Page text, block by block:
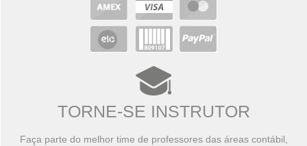
TORNE-SE INSTRUTOR
Faça parte do melhor time de professores das áreas contábil,